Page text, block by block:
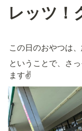
レッツ！
この日のおやつは
ということで、さ
ます✌